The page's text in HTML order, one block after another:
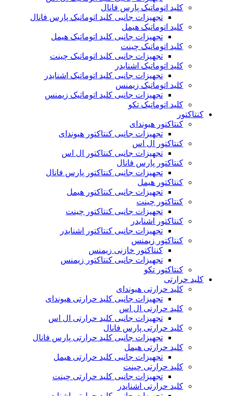
کلید اتوماتیک پارس فانال
تجهیزات جانبی کلید اتوماتیک پارس فانال
کلید اتوماتیک هیمل
تجهیزات جانبی کلید اتوماتیک هیمل
کلید اتوماتیک چینت
تجهیزات جانبی کلید اتوماتیک چینت
کلید اتوماتیک اشنایدر
تجهیزات جانبی کلید اتوماتیک اشنایدر
کلید اتوماتیک زیمنس
تجهیزات جانبی کلید اتوماتیک زیمنس
کلید اتوماتیک تکو
کنتاکتور
کنتاکتور هیوندای
تجهیزات جانبی کنتاکتور هیوندای
کنتاکتور ال اس
تجهیزات جانبی کنتاکتور ال اس
کنتاکتور پارس فانال
تجهیزات جانبی کنتاکتور پارس فانال
کنتاکتور هیمل
تجهیزات جانبی کنتاکتور هیمل
کنتاکتور چینت
تجهیزات جانبی کنتاکتور چینت
کنتاکتور اشنایدر
تجهیزات جانبی کنتاکتور اشنایدر
کنتاکتور زیمنس
کنتاکتور خازنی زیمنس
تجهیزات جانبی کنتاکتور زیمنس
کنتاکتور تکو
کلید حرارتی
کلید حرارتی هیوندای
تجهیزات جانبی کلید حرارتی هیوندای
کلید حرارتی ال اس
تجهیزات جانبی کلید حرارتی ال اس
کلید حرارتی پارس فانال
تجهیزات جانبی کلید حرارتی پارس فانال
کلید حرارتی هیمل
تجهیزات جانبی کلید حرارتی هیمل
کلید حرارتی چینت
تجهیزات جانبی کلید حرارتی چینت
کلید حرارتی اشنایدر